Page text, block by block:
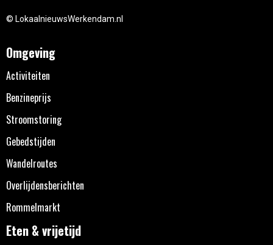
© LokaalnieuwsWerkendam.nl
Omgeving
Activiteiten
Benzineprijs
Stroomstoring
Gebedstijden
Wandelroutes
Overlijdensberichten
Rommelmarkt
Eten & vrijetijd